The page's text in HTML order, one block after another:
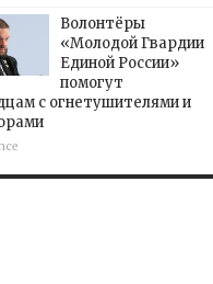
Волонтёры
«Молодой Гвардии
Единой России»
помогут
с огнетушителями и